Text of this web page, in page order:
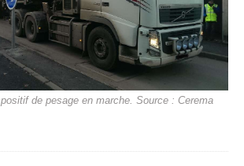
de pesage en marche. Source : Cerema